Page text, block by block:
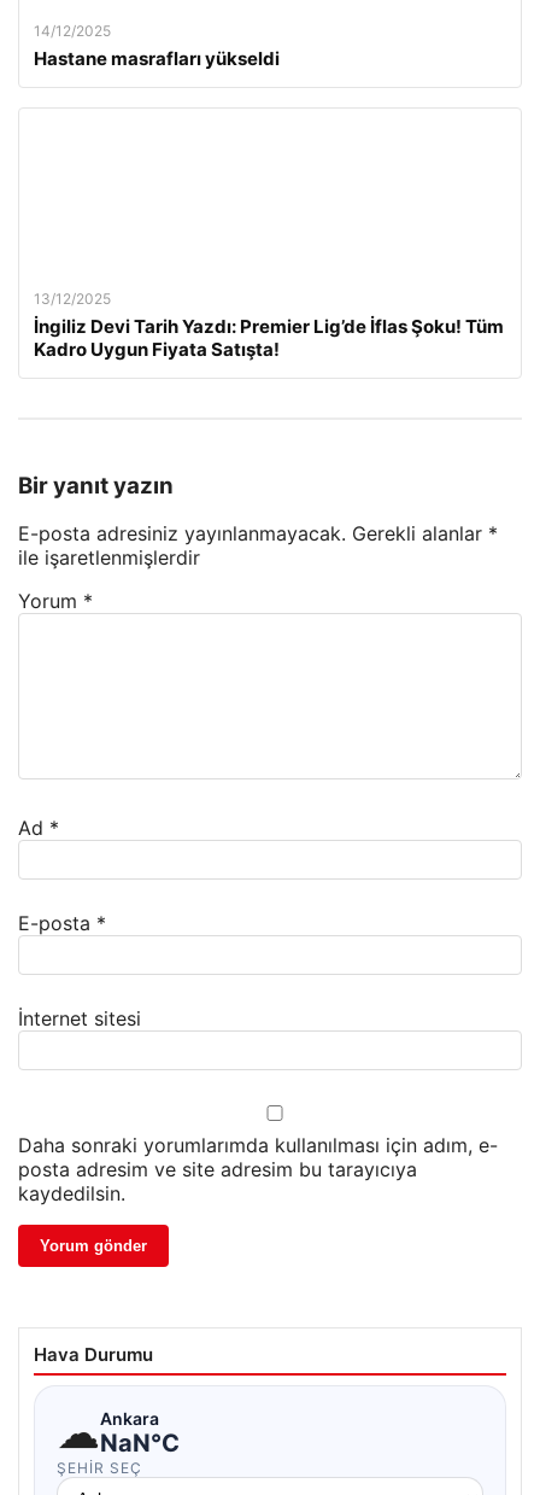
14/12/2025
Hastane masrafları yükseldi
13/12/2025
İngiliz Devi Tarih Yazdı: Premier Lig’de İflas Şoku! Tüm
Kadro Uygun Fiyata Satışta!
Bir yanıt yazın
E-posta adresiniz yayınlanmayacak. Gerekli alanlar *
ile işaretlenmişlerdir
Yorum *
Ad *
E-posta *
İnternet sitesi
Daha sonraki yorumlarımda kullanılması için adım, e-
posta adresim ve site adresim bu tarayıcıya
kaydedilsin.
Hava Durumu
☁Ankara
NaN°C
ŞEHIR SEÇ